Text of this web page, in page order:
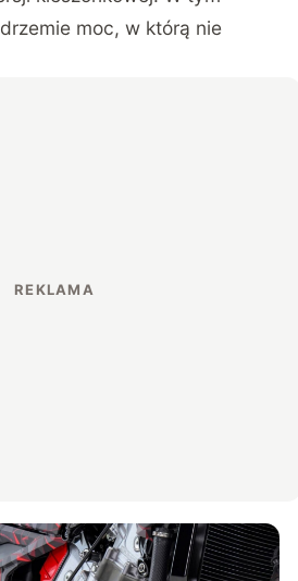
moc, w którą nie